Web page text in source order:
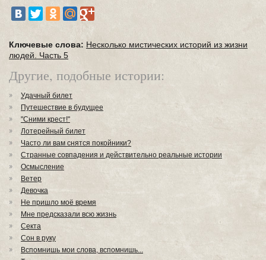
Ключевые слова: Несколько мистических историй из жизни
людей. Часть 5
Другие, подобные истории:
Удачный билет
Путешествие в будущее
"Сними крест!"
Лотерейный билет
Часто ли вам снятся покойники?
Странные совпадения и действительно реальные истории
Осмысление
Ветер
Девочка
Не пришло моё время
Мне предсказали всю жизнь
Секта
Сон в руку
Вспомнишь мои слова, вспомнишь...